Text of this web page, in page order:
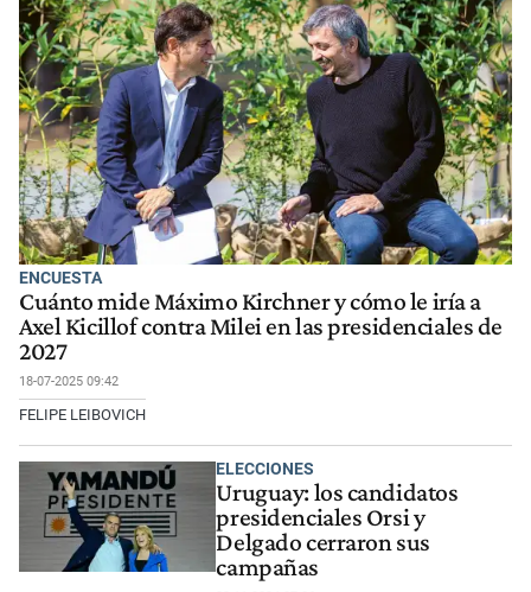
ENCUESTA
Cuánto mide Máximo Kirchner y cómo le iría a
Axel Kicillof contra Milei en las presidenciales de
2027
18-07-2025 09:42
FELIPE LEIBOVICH
ELECCIONES
Uruguay: los candidatos
presidenciales Orsi y
Delgado cerraron sus
campañas